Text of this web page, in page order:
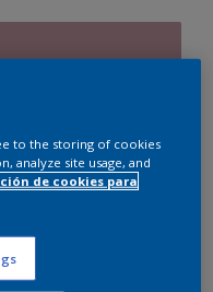
pintura
to the storing of cookies
analyze site usage, and
de cookies para